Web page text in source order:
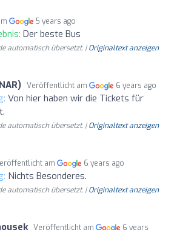
5 years ago
Der beste Bus
automatisch übersetzt. |Originaltext anzeigen
Veröffentlicht am 6 years ago
Von hier haben wir die Tickets für
automatisch übersetzt. |Originaltext anzeigen
am 6 years ago
Nichts Besonderes.
automatisch übersetzt. |Originaltext anzeigen
Veröffentlicht am
6 years